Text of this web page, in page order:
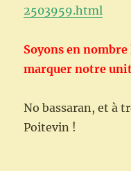
2503959.html
Soyons en
marquer notre
No bassaran, et à
Poitevin !